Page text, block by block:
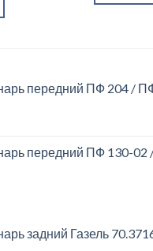
передний ПФ 204 /
передний ПФ 130-
задний Газель